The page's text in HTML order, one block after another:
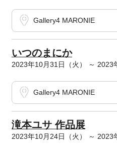
Gallery4 MARONIE
いつのまにか
2023年10月31日（火） ～ 2023
Gallery4 MARONIE
滝本ユサ 作品展
2023年10月24日（火） ～ 2023